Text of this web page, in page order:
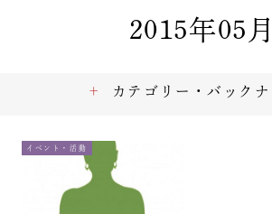
2015年05月
イベント・活動
カテゴリー・バックナ